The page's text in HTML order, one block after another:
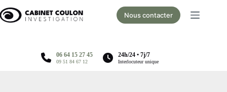
au
contenu
Nous contacter
06 64 15 27 45
09 51 84 67 12
24h/24 • 7j/7
Interlocuteur unique